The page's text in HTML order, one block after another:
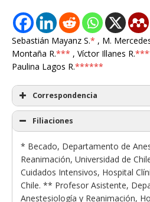
Sebastián Mayanz S.* , M.
Montaña R.*** , Víctor Illanes R.
Paulina Lagos R.******
Correspondencia
Filiaciones
* Becado, Departamento de
Reanimación, Universidad de
Cuidados Intensivos, Hospital
Chile. ** Profesor Asistente,
Anestesiología y Reanimación,